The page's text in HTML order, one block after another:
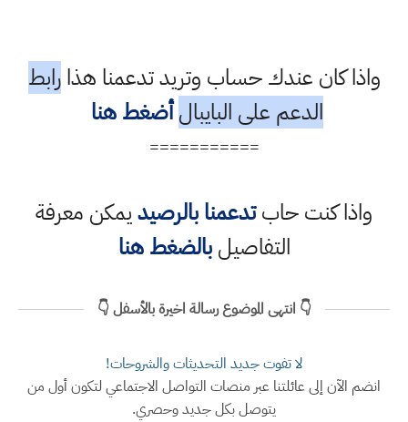
واذا كان عندك حساب وتريد تدعمنا هذارابط
الدعم على البايبال أضغط هنا
===========
واذا كنت حابتدعمنا بالرصيديمكن معرفة
التفاصيلبالضغط هنا
👇 انتهى الموضوع رسالة اخيرة بالأسفل 👇
لا تفوت جديد التحديثات والشروحات!
انضم الآن إلى عائلتنا عبر منصات التواصل الاجتماعي لتكون أول من
يتوصل بكل جديد وحصري.